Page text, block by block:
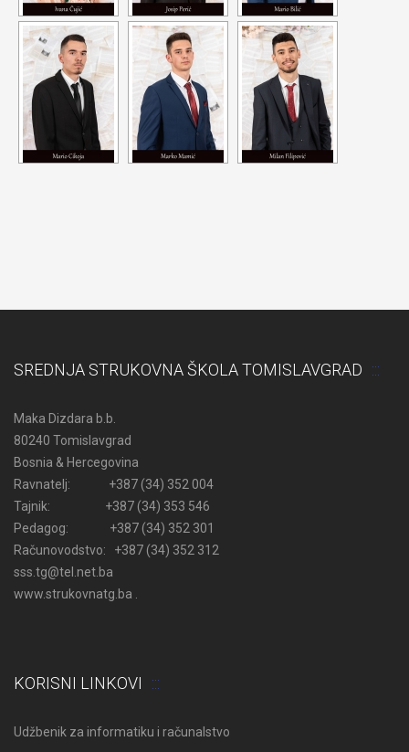
SREDNJA STRUKOVNA ŠKOLA TOMISLAVGRAD
Maka Dizdara b.b.
80240 Tomislavgrad
Bosnia & Hercegovina
Ravnatelj: +387 (34) 352 004
Tajnik: +387 (34) 353 546
Pedagog: +387 (34) 352 301
Računovodstvo: +387 (34) 352 312
sss.tg@tel.net.ba
www.strukovnatg.ba .
KORISNI LINKOVI
Udžbenik za informatiku i računalstvo